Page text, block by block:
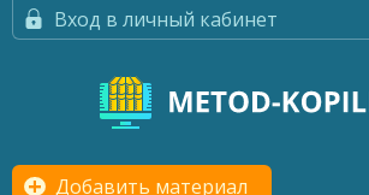
Вход в личный кабинет
Добавить материал